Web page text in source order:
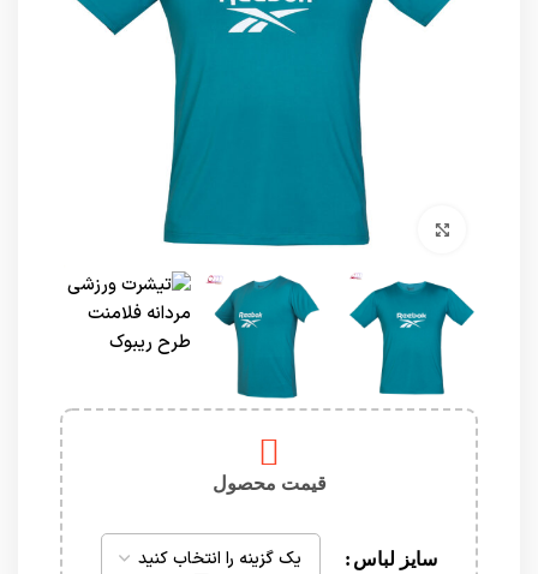
برای بزرگنمایی کلیک کنید
قیمت محصول
سایز لباس